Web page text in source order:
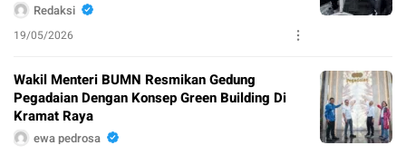
Redaksi
19/05/2026
Wakil Menteri BUMN Resmikan Gedung
Pegadaian Dengan Konsep Green Building Di
Kramat Raya
ewa pedrosa